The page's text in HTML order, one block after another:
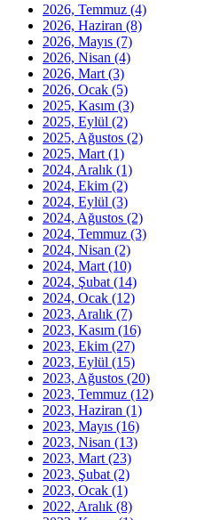
2026, Temmuz (4)
2026, Haziran (8)
2026, Mayıs (7)
2026, Nisan (4)
2026, Mart (3)
2026, Ocak (5)
2025, Kasım (3)
2025, Eylül (2)
2025, Ağustos (2)
2025, Mart (1)
2024, Aralık (1)
2024, Ekim (2)
2024, Eylül (3)
2024, Ağustos (2)
2024, Temmuz (3)
2024, Nisan (2)
2024, Mart (10)
2024, Şubat (14)
2024, Ocak (12)
2023, Aralık (7)
2023, Kasım (16)
2023, Ekim (27)
2023, Eylül (15)
2023, Ağustos (20)
2023, Temmuz (12)
2023, Haziran (1)
2023, Mayıs (16)
2023, Nisan (13)
2023, Mart (23)
2023, Şubat (2)
2023, Ocak (1)
2022, Aralık (8)